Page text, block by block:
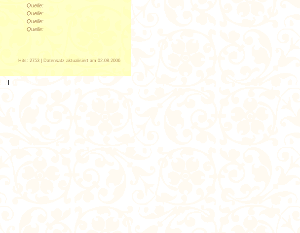
Quelle:
Quelle:
Quelle:
Quelle:
Hits: 2753 | Datensatz aktualisiert am 02.08.2006
|